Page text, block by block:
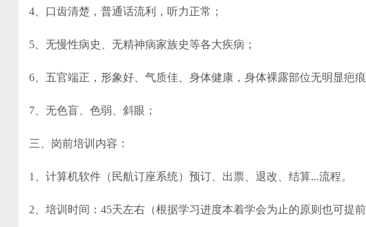
4、口齿清楚，普通话流利，听力正常；
5、无慢性病史、无精神病家族史等各大疾病；
6、五官端正，形象好、气质佳、身体健康，身体裸露部位无明显疤痕
7、无色盲、色弱、斜眼；
三、岗前培训内容：
1、计算机软件（民航订座系统）预订、出票、退改、结算...流程。
2、培训时间：45天左右（根据学习进度本着学会为止的原则也可提前